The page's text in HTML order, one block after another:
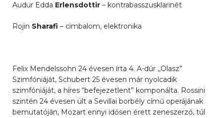
Audur Edda Erlensdottir – kontrabasszusklarinét
Rojin Sharafi – cimbalom, elektronika
Felix Mendelssohn 24 évesen írta 4. A-dúr ,,Olasz”
Szimfóniáját, Schubert 25 évesen már nyolcadik
szimfóniáját, a híres “befejezetlent” komponálta. Rossini
szintén 24 évesen ült a Sevillai borbély című operájának
bemutatóján, Mozart ennyi idősen érett zeneszerző, túl